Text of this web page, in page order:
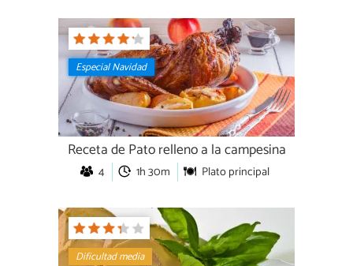
Especial Navidad
Receta de Pato relleno a la campesina
4 1h 30m Plato principal
Dificultad media